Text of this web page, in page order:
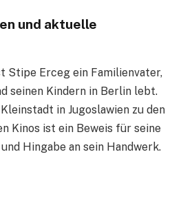
und aktuelle
Stipe Erceg ein Familienvater,
seinen Kindern in Berlin lebt.
in Jugoslawien zu den
Kinos ist ein Beweis für seine
Hingabe an sein Handwerk.